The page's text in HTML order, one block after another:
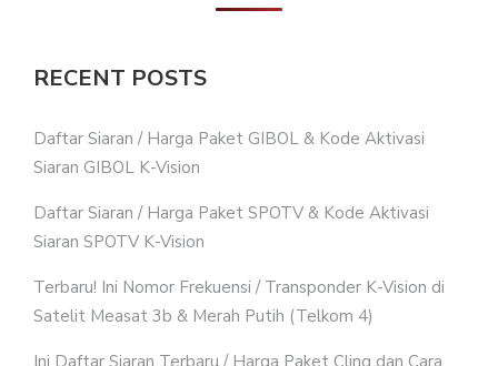
RECENT POSTS
Daftar Siaran / Harga Paket GIBOL & Kode Aktivasi
Siaran GIBOL K-Vision
Daftar Siaran / Harga Paket SPOTV & Kode Aktivasi
Siaran SPOTV K-Vision
Terbaru! Ini Nomor Frekuensi / Transponder K-Vision di
Satelit Measat 3b & Merah Putih (Telkom 4)
Ini Daftar Siaran Terbaru / Harga Paket Cling dan Cara